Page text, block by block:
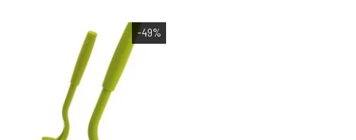
-49%